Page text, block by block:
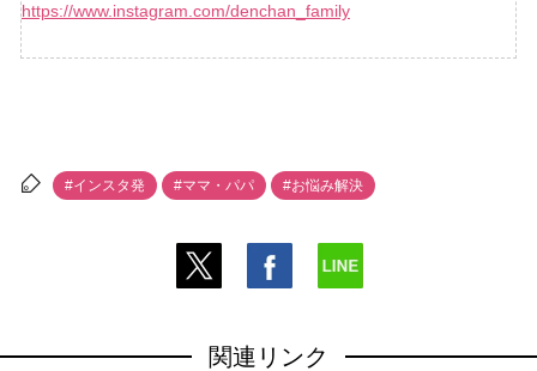
https://www.instagram.com/denchan_family
#インスタ発 #ママ・パパ #お悩み解決
関連リンク